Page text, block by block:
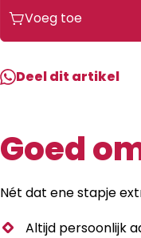
Voeg toe
Deel dit artikel
Goed
Nét dat ene stapje
Altijd persoonlijk